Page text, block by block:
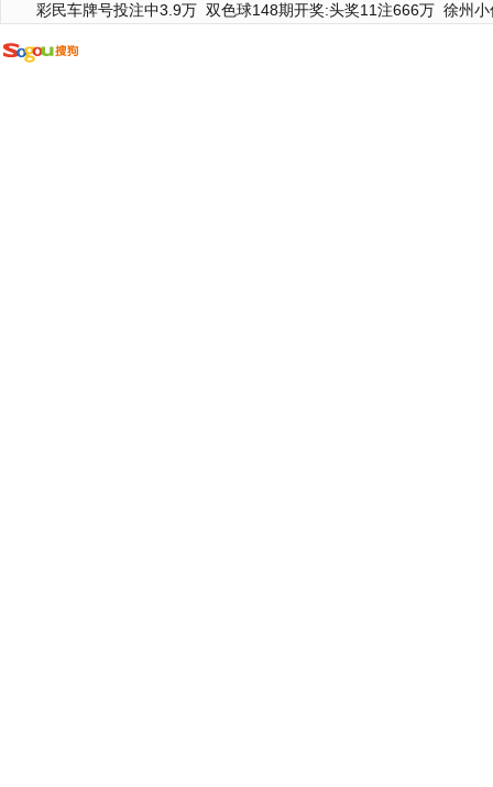
彩民车牌号投注中3.9万 双色球148期开奖:头奖11注666万 徐州